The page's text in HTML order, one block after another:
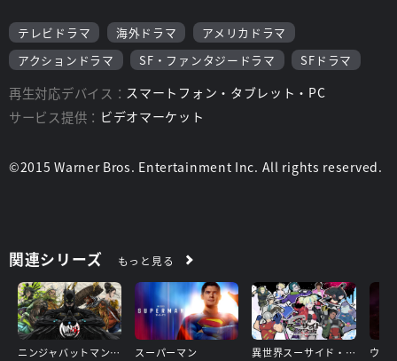
テレビドラマ 海外ドラマ
アメリカドラマ
アクションドラマ
SF・ファンタジードラマ SFドラマ
再生対応デバイス： スマートフォン・タブレット・PC
サービス提供： ビデオマーケット
©2015 Warner Bros. Entertainment Inc. All rights reserved.
関連シリーズ もっと見る
ニンジャバットマン対ヤクザリーグ スーパーマン 異世界スーサイド・スクワッド